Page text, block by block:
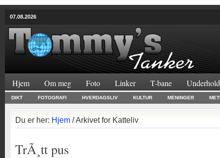
07.08.2026
Hjem Om meg Foto Linker T-bane
DIKT FOTOGRAFI HVERDAGSLIV KULTUR MENINGER
Du er her: Hjem / Arkivet for Katteliv
TrÃ¸tt pus